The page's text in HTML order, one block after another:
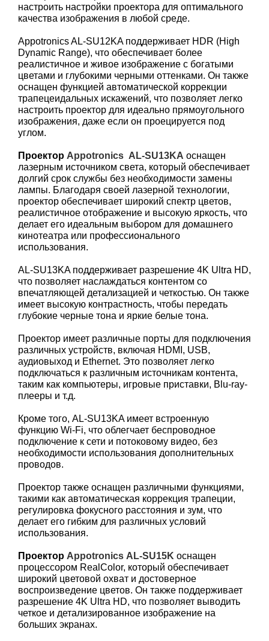
настроить настройки проектора для оптимального
качества изображения в любой среде.
Appotronics AL-SU12KA поддерживает HDR (High
Dynamic Range), что обеспечивает более
реалистичное и живое изображение с богатыми
цветами и глубокими черными оттенками. Он также
оснащен функцией автоматической коррекции
трапецеидальных искажений, что позволяет легко
настроить проектор для идеально прямоугольного
изображения, даже если он проецируется под
углом.
Проектор Appotronics AL-SU13KA оснащен
лазерным источником света, который обеспечивает
долгий срок службы без необходимости замены
лампы. Благодаря своей лазерной технологии,
проектор обеспечивает широкий спектр цветов,
реалистичное отображение и высокую яркость, что
делает его идеальным выбором для домашнего
кинотеатра или профессионального
использования.
AL-SU13KA поддерживает разрешение 4K Ultra HD,
что позволяет наслаждаться контентом со
впечатляющей детализацией и четкостью. Он также
имеет высокую контрастность, чтобы передать
глубокие черные тона и яркие белые тона.
Проектор имеет различные порты для подключения
различных устройств, включая HDMI, USB,
аудиовыход и Ethernet. Это позволяет легко
подключаться к различным источникам контента,
таким как компьютеры, игровые приставки, Blu-ray-
плееры и т.д.
Кроме того, AL-SU13KA имеет встроенную
функцию Wi-Fi, что облегчает беспроводное
подключение к сети и потоковому видео, без
необходимости использования дополнительных
проводов.
Проектор также оснащен различными функциями,
такими как автоматическая коррекция трапеции,
регулировка фокусного расстояния и зум, что
делает его гибким для различных условий
использования.
Проектор Appotronics AL-SU15K оснащен
процессором RealColor, который обеспечивает
широкий цветовой охват и достоверное
воспроизведение цветов. Он также поддерживает
разрешение 4K Ultra HD, что позволяет выводить
четкое и детализированное изображение на
больших экранах.